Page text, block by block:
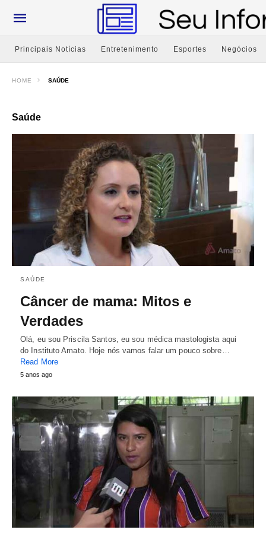
Principais Notícias Entretenimento Esportes Negócios
HOME SAÚDE
Saúde
SAÚDE
Câncer de mama: Mitos e
Verdades
Olá, eu sou Priscila Santos, eu sou médica mastologista aqui
do Instituto Amato. Hoje nós vamos falar um pouco sobre…
Read More
5 anos ago